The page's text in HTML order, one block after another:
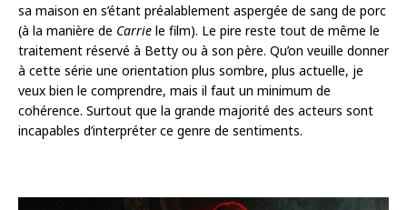
sa maison en s’étant préalablement aspergée de sang de porc
(à la manière de Carrie le film). Le pire reste tout de même le
traitement réservé à Betty ou à son père. Qu’on veuille donner
à cette série une orientation plus sombre, plus actuelle, je
veux bien le comprendre, mais il faut un minimum de
cohérence. Surtout que la grande majorité des acteurs sont
incapables d’interpréter ce genre de sentiments.